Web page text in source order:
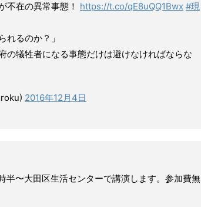
不在の異常事態！ https://t.co/qE8uQQ1Bwx #現
れるのか？」
の犠牲者になる事態だけは避けなければならな
2016年12月4日
〜大田区生活センターで講演します。参加費無